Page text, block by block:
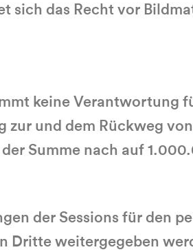
sich das Recht vor
keine Verantwortung
zur und dem Rückweg
Summe nach auf
der Sessions für den
Dritte weitergegeben